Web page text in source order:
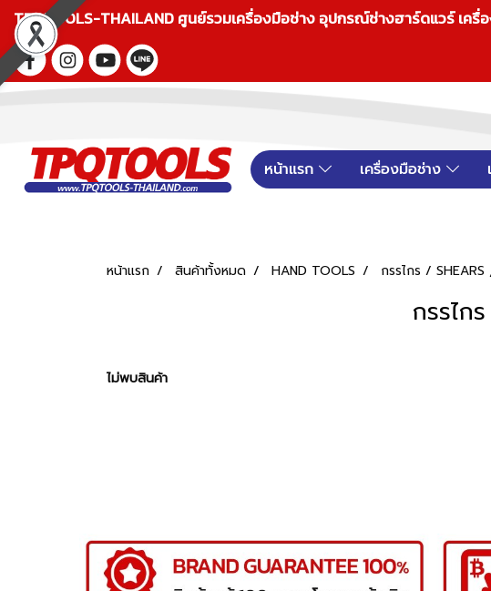
TPQTOOLS-THAILAND ศูนย์รวมเครื่องมือช่าง อุปกรณ์ช่างฮาร์ดแวร์ เค
หน้าแรก เครื่องมือช่าง
หน้าแรก สินค้าทั้งหมด HAND TOOLS กรรไกร / SHEARS
กรรไก
ไม่พบสินค้า